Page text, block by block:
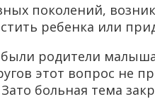
поколений,
ребенка или
родители
этот вопрос не
больная тема